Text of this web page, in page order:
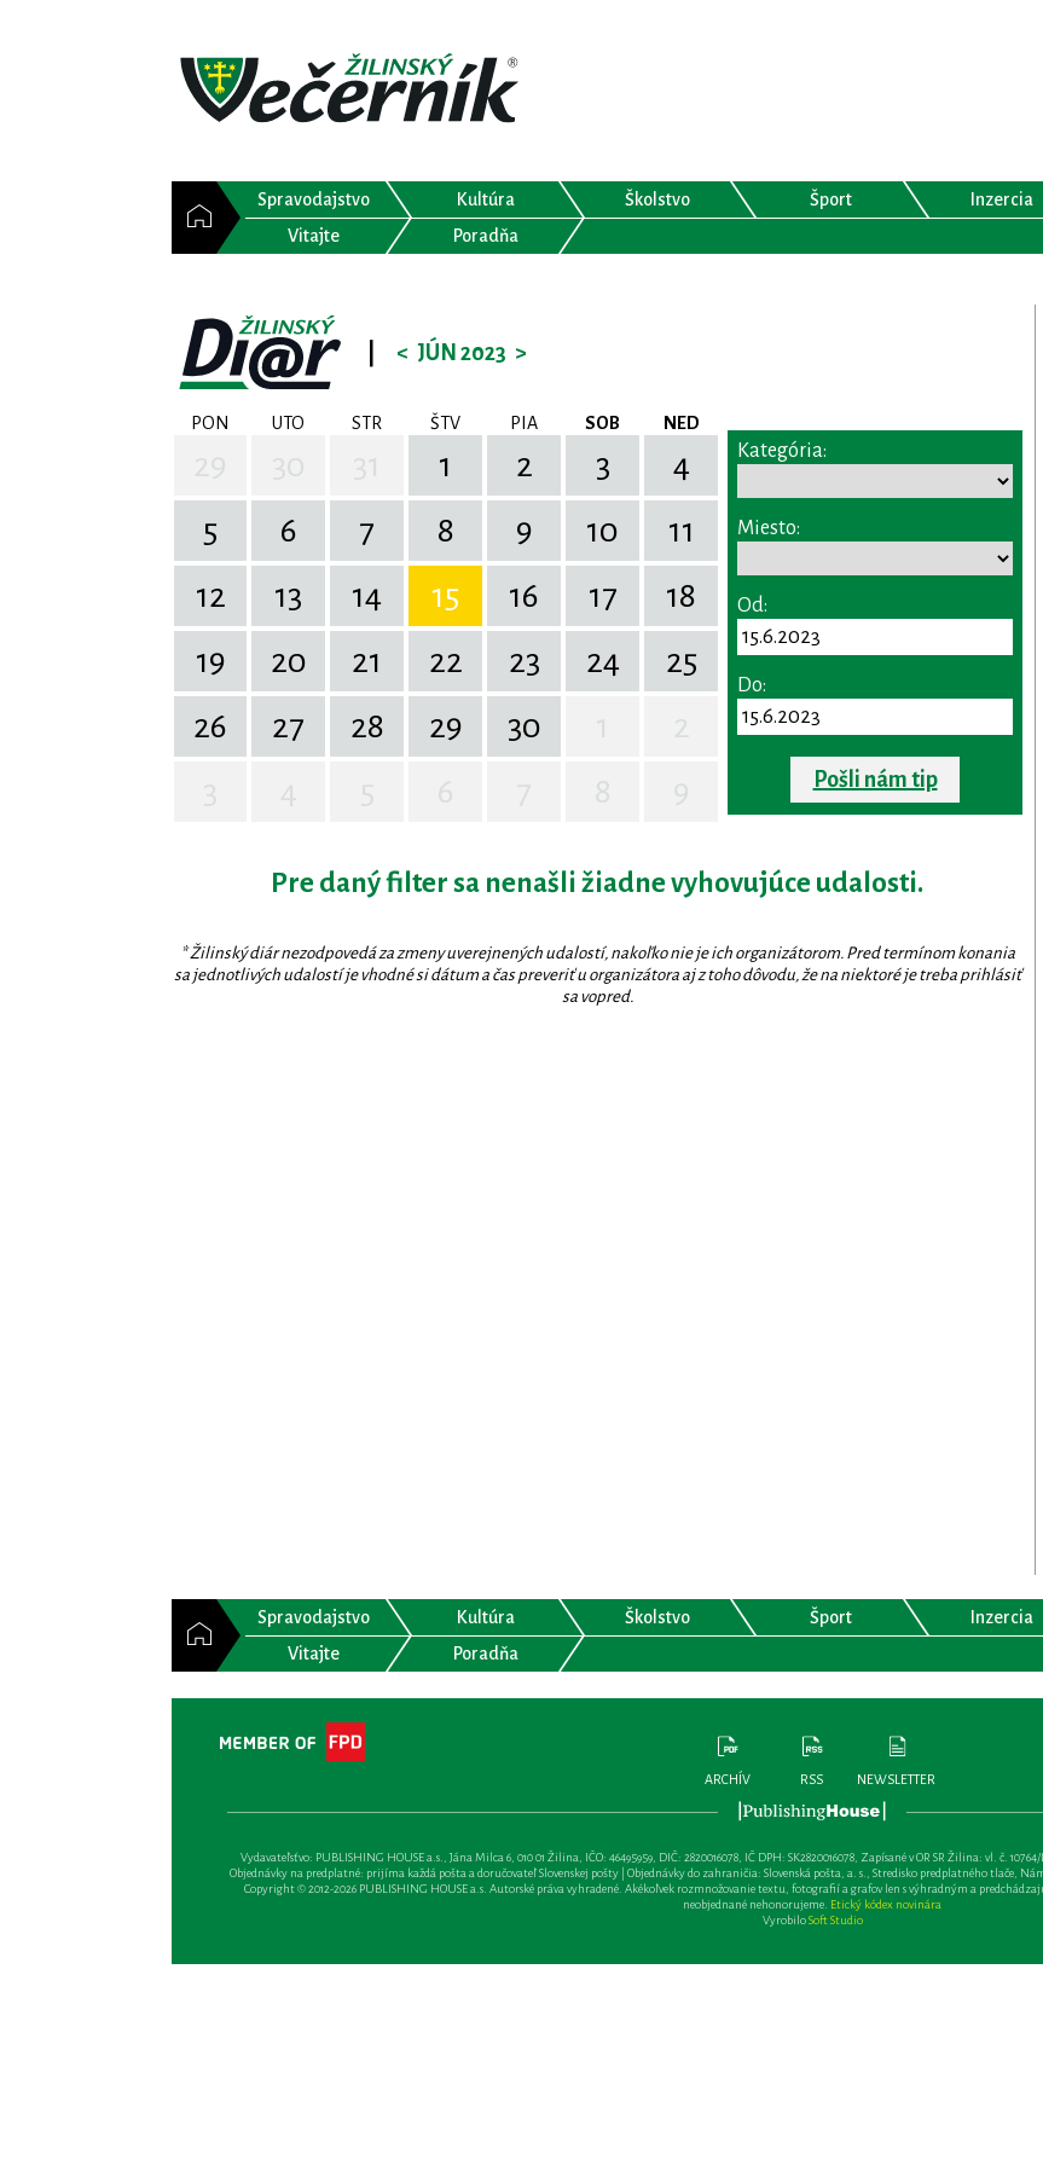
Spravodajstvo Kultúra Školstvo Šport Inzercia
Vitajte
Poradňa
< JÚN 2023 >
PON UTO STR ŠTV PIA SOB NED
1 2 3
4
5
6 7 8 9 10
11
12
13 14 15 16 17
18
19
20 21 22 23 24
25
26
27 28 29 30
Kategória:
Miesto:
Od:
Do:
Pošli nám tip
Pre daný filter sa nenašli žiadne vyhovujúce udalosti.
* Žilinský diár nezodpovedá za zmeny uverejnených udalostí, nakoľko nie je ich organizátorom. Pred termínom konania
sa jednotlivých udalostí je vhodné si dátum a čas preveriť u organizátora aj z toho dôvodu, že na niektoré je treba prihlásiť
sa vopred.
Spravodajstvo Kultúra Školstvo Šport Inzercia
Vitajte
Poradňa
ARCHÍV RSS NEWSLETTER
Vydavateľsťvo: PUBLISHING HOUSE a.s., Jána Milca 6, 010 01 Žilina, IČO: 46495959, DIČ: 2820016078, IČ DPH: SK2820016078, Zapísané v OR SR Žilina: vl. č.
Objednávky na predplatné: prijíma každá pošta a doručovateľ Slovenskej pošty | Objednávky do zahraničia: Slovenská pošta, a. s., Stredisko predplatného tlače,
Copyright © 2012-2026 PUBLISHING HOUSE a.s. Autorské práva vyhradené. Akékoľvek rozmnožovanie textu, fotografií a grafov len s výhradným a
neobjednané nehonorujeme. Etický kódex novinára
VyrobiloSoft Studio